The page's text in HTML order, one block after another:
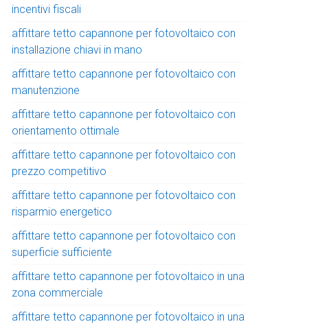
incentivi fiscali
affittare tetto capannone per fotovoltaico con
installazione chiavi in mano
affittare tetto capannone per fotovoltaico con
manutenzione
affittare tetto capannone per fotovoltaico con
orientamento ottimale
affittare tetto capannone per fotovoltaico con
prezzo competitivo
affittare tetto capannone per fotovoltaico con
risparmio energetico
affittare tetto capannone per fotovoltaico con
superficie sufficiente
affittare tetto capannone per fotovoltaico in una
zona commerciale
affittare tetto capannone per fotovoltaico in una